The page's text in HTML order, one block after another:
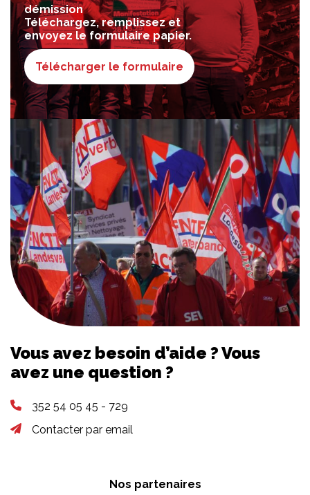
démission
Téléchargez, remplissez et
envoyez le formulaire papier.
Télécharger le formulaire
Vous avez besoin d’aide ? Vous
avez une question ?
352 54 05 45 - 729
Contacter par email
Nos partenaires